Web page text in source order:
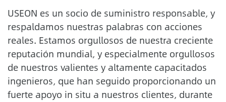
USEON es un socio de suministro responsable, y
respaldamos nuestras palabras con acciones
reales. Estamos orgullosos de nuestra creciente
reputación mundial, y especialmente orgullosos
de nuestros valientes y altamente capacitados
ingenieros, que han seguido proporcionando un
fuerte apoyo in situ a nuestros clientes, durante